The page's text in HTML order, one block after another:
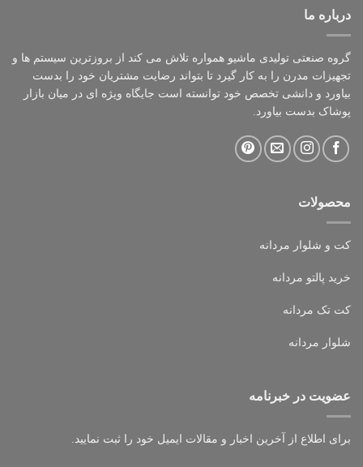
درباره ما
گروه صنعتی تولیدی ماشیو همواره تلاش می کند از بروزترین سیستم ها و
تجهیزات مدرن را به کار گیرد تا بتواند رضایت مشتریان خود را بدست
بیاورد و دانشی تخصص خود توانسته است جایگاه ویژه ای در میان بازار
پوشاک بدست بیاورد.
محصولات
کت و شلوار مردانه
خرید پالتو مردانه
کت تک مردانه
شلوار مردانه
عضویت در خبرنامه
برای اطلاع از آخرین اخبار و مقالات ایمیل خود را ثبت نمایید.